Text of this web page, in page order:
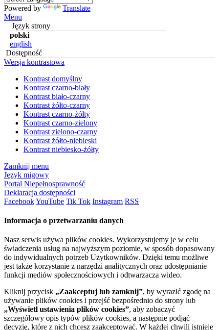
Powered by
Translate
Menu
Język strony
polski
english
Dostępność
Wersja kontrastowa
Kontrast domyślny
Kontrast czarno-biały
Kontrast biało-czarny
Kontrast żółto-czarny
Kontrast czarno-żółty
Kontrast czarno-zielony
Kontrast zielono-czarny
Kontrast żółto-niebieski
Kontrast niebiesko-żółty
Zamknij menu
Język migowy
Portal Niepełnosprawność
Deklaracja dostępności
FacebookYouTube Tik Tok Instagram RSS
Informacja o przetwarzaniu danych
Nasz serwis używa plików cookies. Wykorzystujemy je w celu
świadczenia usług na najwyższym poziomie, w sposób dopasowany
do indywidualnych potrzeb Użytkowników. Dzięki temu możliwe
jest także korzystanie z narzędzi analitycznych oraz udostępnianie
funkcji mediów społecznościowych i odtwarzacza wideo.
Kliknij przycisk „Zaakceptuj lub zamknij”, by wyrazić zgodę na
używanie plików cookies i przejść bezpośrednio do strony lub
„Wyświetl ustawienia plików cookies”, aby zobaczyć
szczegółowy opis typów plików cookies, a następnie podjąć
decyzję, które z nich chcesz zaakceptować. W każdej chwili istnieje